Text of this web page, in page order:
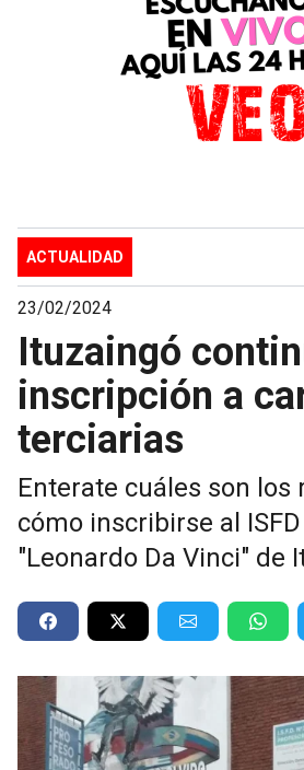
ACTUALIDAD
23/02/2024
Ituzaingó
inscripción a
terciarias
Enterate cuáles son los
cómo inscribirse al ISFD
"Leonardo Da Vinci" de